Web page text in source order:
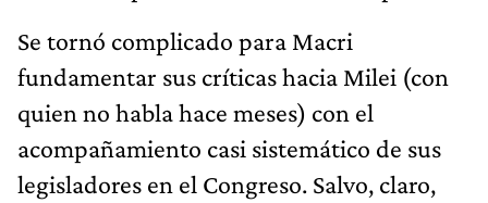
Se tornó complicado para Macri
fundamentar sus críticas hacia Milei (con
quien no habla hace meses) con el
acompañamiento casi sistemático de sus
legisladores en el Congreso. Salvo, claro,